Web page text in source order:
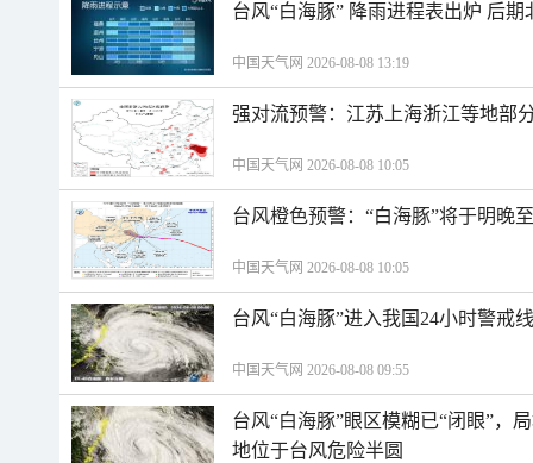
台风“白海豚” 降雨进程表出炉 后
中国天气网 2026-08-08 13:19
强对流预警：江苏上海浙江等地部
中国天气网 2026-08-08 10:05
台风橙色预警：“白海豚”将于明晚
中国天气网 2026-08-08 10:05
台风“白海豚”进入我国24小时警戒
中国天气网 2026-08-08 09:55
台风“白海豚”眼区模糊已“闭眼”，
地位于台风危险半圆